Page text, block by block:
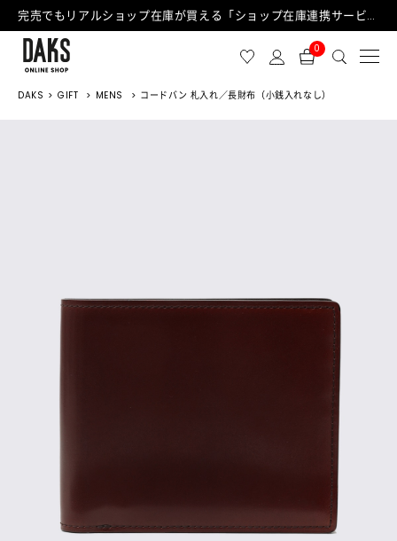
完売でもリアルショップ在庫が買える「ショップ在庫連携サービス」が日中もご利用可能になりました！
0
DAKS GIFT MENS コードバン 札入れ／長財布（小銭入れなし）